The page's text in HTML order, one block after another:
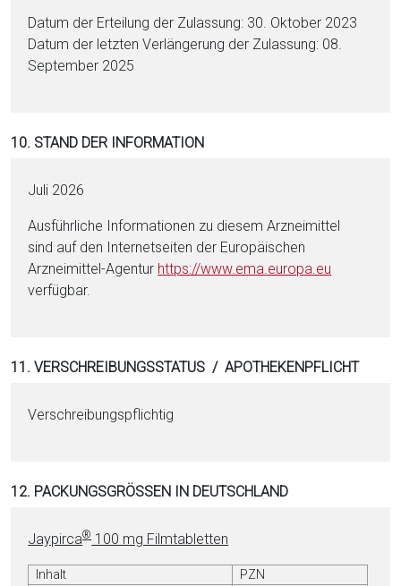
Datum der Erteilung der Zulassung: 30. Oktober 2023
Datum der letzten Verlängerung der Zulassung: 08.
September 2025
10. STAND DER INFORMATION
Juli 2026
Ausführliche Informationen zu diesem Arzneimittel
sind auf den Internetseiten der Europäischen
Arzneimittel-Agentur https://www.ema.eu­ropa.eu
verfügbar.
11. VERSCHREIBUNGSSTATUS / APOTHEKENPFLICHT
Verschreibungspflichtig
12. PACKUNGSGRÖSSEN IN DEUTSCHLAND
Jaypirca®100 mg Filmtabletten
Inhalt
PZN